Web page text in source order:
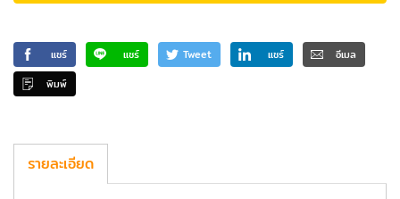
แชร์ แชร์ Tweet แชร์
อีเมล
พิมพ์
รายละเอียด